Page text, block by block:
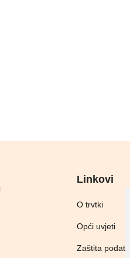
Linkovi
O trvtki
Opći uvjeti
Zaštita